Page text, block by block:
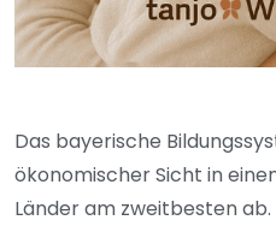
Das bayerische
ökonomischer Sicht in
Länder am zweitbesten